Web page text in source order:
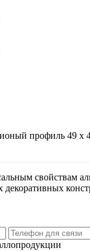
профиль 49 х
свойствам
декоративных